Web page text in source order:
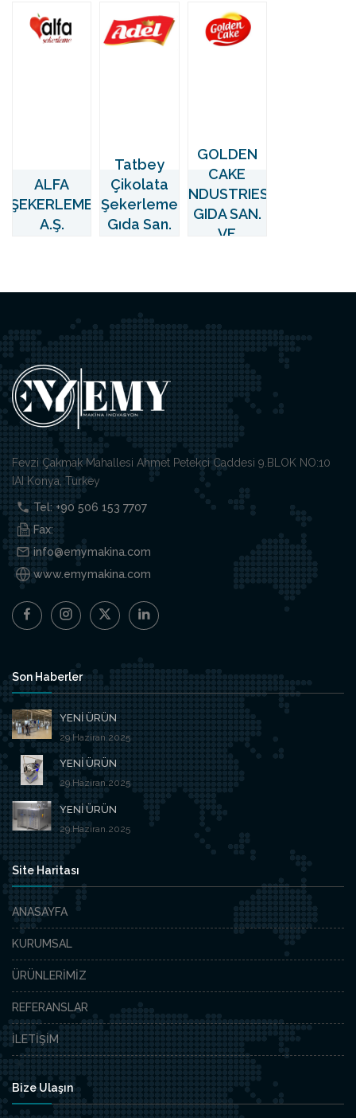
ALFA
ŞEKERLEME
A.Ş.
Tatbey
Çikolata
Şekerleme
Gıda San.
GOLDEN
CAKE
INDUSTRIES
GIDA SAN.
VE
Fevzi Çakmak Mahallesi Ahmet Petekci Caddesi 9.BLOK NO:10
IAI Konya, Turkey
Tel: +90 506 153 7707
Fax:
info@emymakina.com
www.emymakina.com
Son Haberler
YENİ ÜRÜN
29.Haziran.2025
YENİ ÜRÜN
29.Haziran.2025
YENİ ÜRÜN
29.Haziran.2025
Site Haritası
ANASAYFA
KURUMSAL
ÜRÜNLERİMİZ
REFERANSLAR
İLETİŞİM
Bize Ulaşın